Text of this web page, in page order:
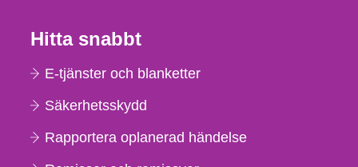
Hitta snabbt
E-tjänster och blanketter
Säkerhetsskydd
Rapportera oplanerad händelse